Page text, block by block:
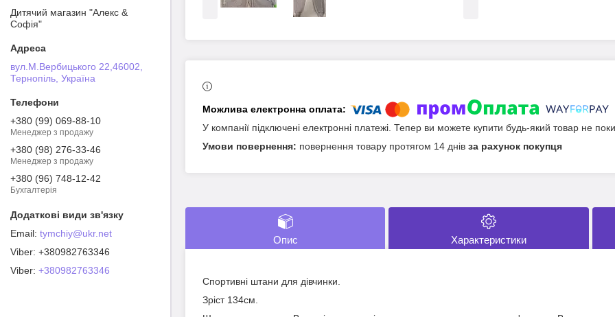
У компанії підключені електронні платежі. Тепер ви можете купити будь-який товар не
повернення товару протягом 14 днів за рахунок покупця
Опис Характеристики
Спортивні штани для дівчинки.
Зріст 134см.
Дитячий магазин "Алекс &
Софія"
вул.М.Вербицького 22,46002,
Тернопіль, Україна
+380 (99) 069-88-10
Менеджер з продажу
+380 (98) 276-33-46
Менеджер з продажу
+380 (96) 748-12-42
Бухгалтерія
tymchiy@ukr.net
+380982763346
Viber +380982763346